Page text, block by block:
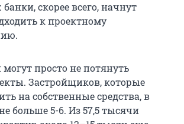
скорее всего, начнут
к проектному
просто не потянуть
Застройщиков, которые
на собственные средства, в
больше 5-6. Из 57,5 тысячи